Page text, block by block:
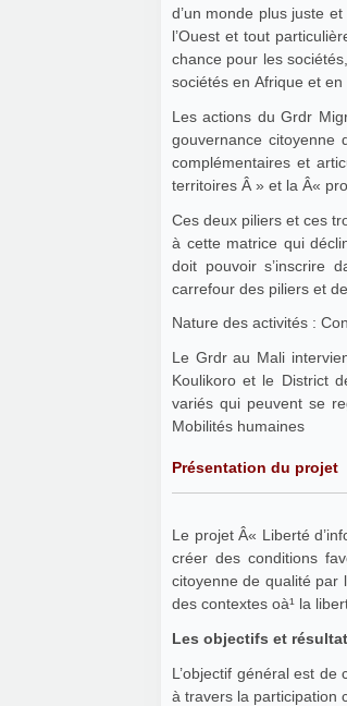
d’un monde plus juste
l’Ouest et tout
chance pour les
sociétés en Afrique et en
Les actions du Grdr
gouvernance citoyenne
complémentaires et
territoires Â » et la Â«
Ces deux piliers et ces
à cette matrice qui
doit pouvoir s’inscrire
carrefour des piliers et
Nature des activités :
Le Grdr au Mali
Koulikoro et le District
variés qui peuvent se
Mobilités humaines
Présentation du projet
Le projet Â« Liberté d’informer et
créer des conditions favorables à
citoyenne de qualité par la mise en place de mécanismes de dialogue, de veille citoyenne et d’action, dans
des contextes oà¹ la
Les objectifs et
L’objectif général est de contribuer au renforcement de la démocratie, de l’Etat de Droit et à la paix au Mali
à travers la participation